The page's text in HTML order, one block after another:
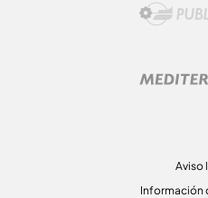
Aviso
Información